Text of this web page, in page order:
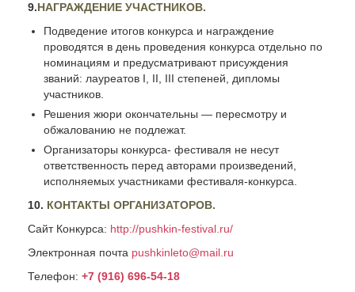
9.НАГРАЖДЕНИЕ УЧАСТНИКОВ.
Подведение итогов конкурса и награждение
проводятся в день проведения конкурса отдельно по
номинациям и предусматривают присуждения
званий: лауреатов I, II, III степеней, дипломы
участников.
Решения жюри окончательны — пересмотру и
обжалованию не подлежат.
Организаторы конкурса- фестиваля не несут
ответственность перед авторами произведений,
исполняемых участниками фестиваля-конкурса.
10. КОНТАКТЫ ОРГАНИЗАТОРОВ.
Сайт Конкурса: http://pushkin-festival.ru/
Электронная почта pushkinleto@mail.ru
Телефон: +7 (916) 696-54-18